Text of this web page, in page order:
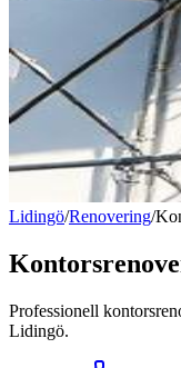
Lidingö/Renovering/
Professionell
Lidingö.